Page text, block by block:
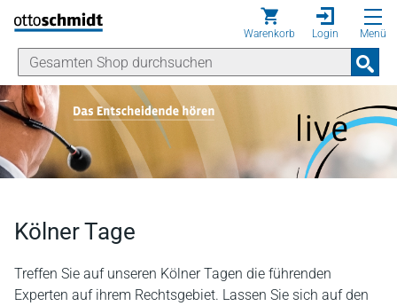
Direkt zum Inhalt
Warenkorb Login Menü
Kölner Tage
Treffen Sie auf unseren Kölner Tagen die führenden
Experten auf ihrem Rechtsgebiet. Lassen Sie sich auf den